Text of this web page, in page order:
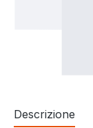
Descrizione